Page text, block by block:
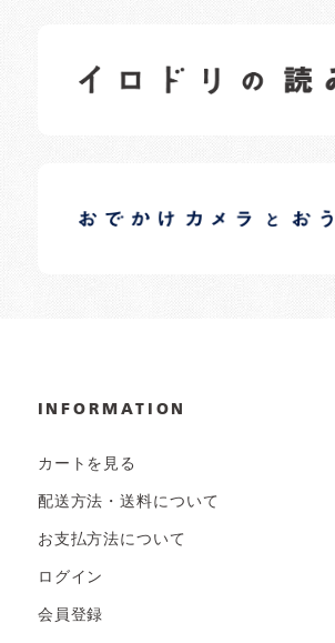
日常の様子など随時更新中です。
日常の様子など随時更新中です。
INFORMATION
カートを見る
配送方法・送料について
お支払方法について
ログイン
会員登録